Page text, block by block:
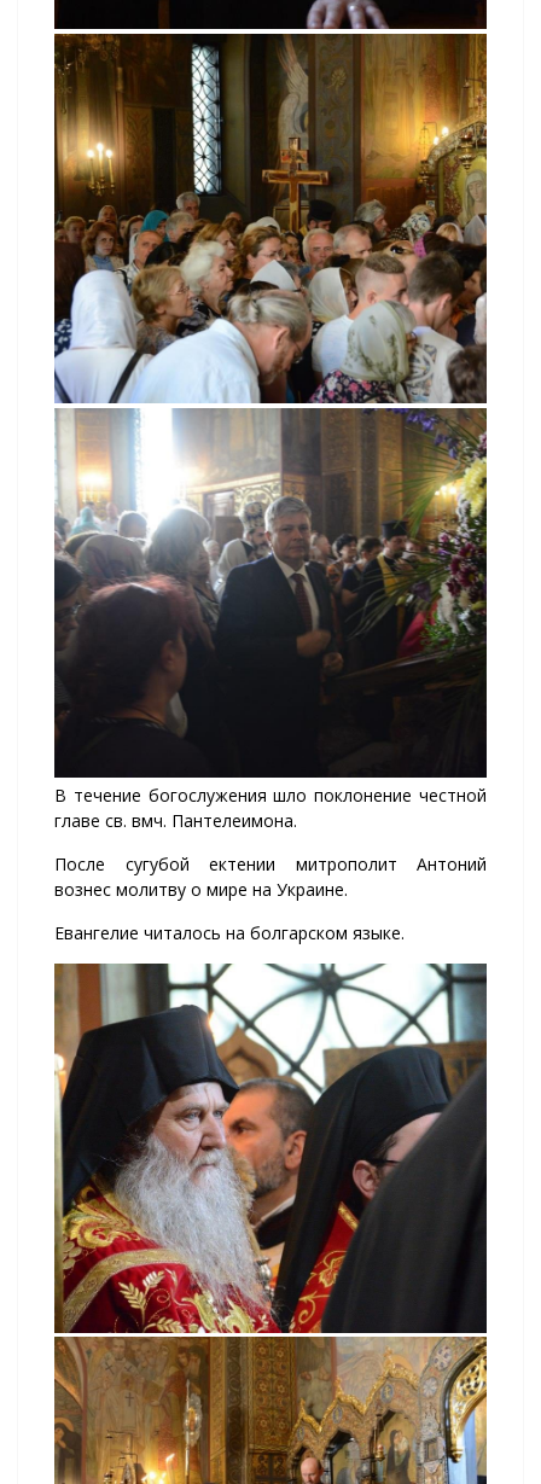
В течение богослужения шло поклонение честной
главе св. вмч. Пантелеимона.
После сугубой ектении митрополит Антоний
вознес молитву о мире на Украине.
Евангелие читалось на болгарском языке.